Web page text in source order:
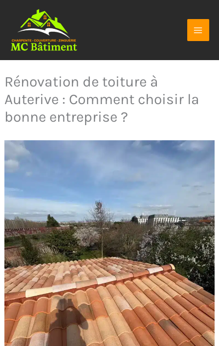
contenu
Rénovation de toiture à
Auterive : Comment choisir la
bonne entreprise ?